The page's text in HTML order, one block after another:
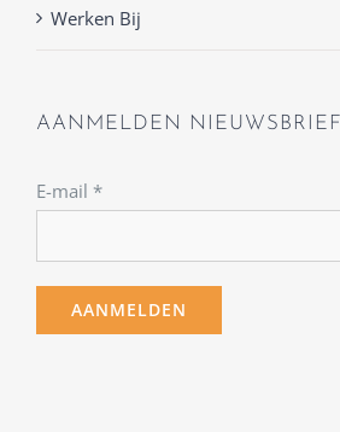
Werken Bij
AANMELDEN NIEUWSBRIEF
E-mail *